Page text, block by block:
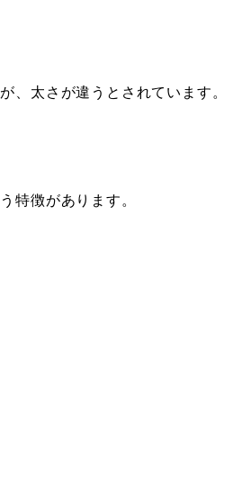
、太さが違うとされています。
特徴があります。